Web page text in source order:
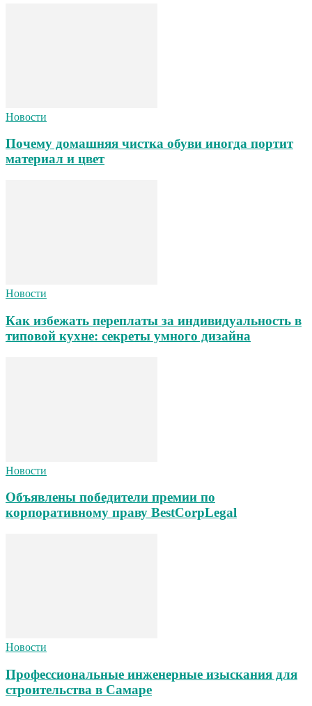
Новости
Почему домашняя чистка обуви иногда портит
материал и цвет
Новости
Как избежать переплаты за индивидуальность в
типовой кухне: секреты умного дизайна
Новости
Объявлены победители премии по
корпоративному праву BestCorpLegal
Новости
Профессиональные инженерные изыскания для
строительства в Самаре